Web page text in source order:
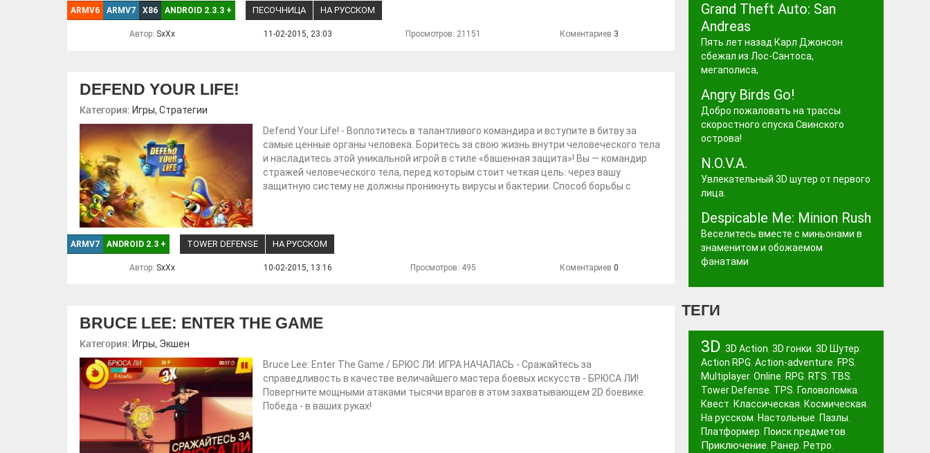
ARMV6 ARMV7 X86 ANDROID 2.3.3 + ПЕСОЧНИЦА НА РУССКОМ
Автор: SxXx 11-02-2015, 23:03 Просмотров: 21151 Коментариев 3
DEFEND YOUR LIFE!
Категория: Игры,Стратегии
Defend Your Life! - Воплотитесь в талантливого командира и вступите в битву за
самые ценные органы человека. Боритесь за свою жизнь внутри человеческого тела
и насладитесь этой уникальной игрой в стиле «башенная защита»! Вы — командир
стражей человеческого тела, перед которым стоит четкая цель: через вашу
защитную систему не должны проникнуть вирусы и бактерии. Способ борьбы с
ARMV7 ANDROID 2.3 + TOWER DEFENSE НА РУССКОМ
Автор: SxXx 10-02-2015, 13:16 Просмотров: 495 Коментариев 0
BRUCE LEE: ENTER THE GAME
Категория: Игры, Экшен
Bruce Lee: Enter The Game / БРЮС ЛИ: ИГРА НАЧАЛАСЬ - Сражайтесь за
справедливость в качестве величайшего мастера боевых искусств - БРЮСА ЛИ!
Повергните мощными атаками тысячи врагов в этом захватывающем 2D боевике.
Победа - в ваших руках!
Grand Theft Auto: San
Andreas
Пять лет назад Карл Джонсон
сбежал из Лос-Сантоса,
мегаполиса,
Angry Birds Go!
Добро пожаловать на трассы
скоростного спуска Свинского
острова!
N.O.V.A.
Увлекательный 3D шутер от первого
лица.
Despicable Me: Minion Rush
Веселитесь вместе с миньонами в
знаменитом и обожаемом
фанатами
ТЕГИ
3D, 3D Action, 3D гонки, 3D Шутер,
Action RPG, Action-adventure, FPS,
Multiplayer, Online, RPG, RTS, TBS,
Tower Defense, TPS, Головоломка,
Квест, Классическая, Космическая,
На русском, Настольные, Пазлы,
Платформер, Поиск предметов,
Приключение, Ранер, Ретро,